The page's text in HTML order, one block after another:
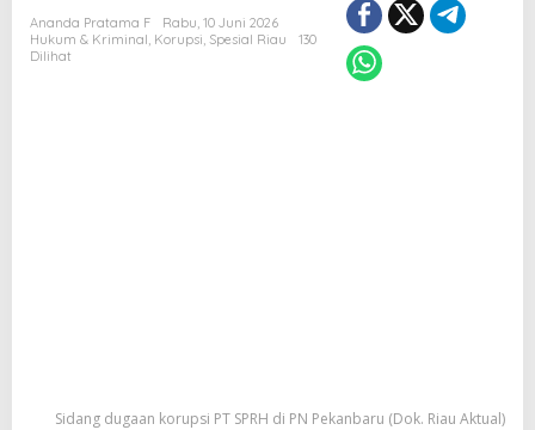
Ananda Pratama F
Rabu, 10 Juni 2026
Hukum & Kriminal, Korupsi, Spesial Riau
130
Dilihat
Sidang dugaan korupsi PT SPRH di PN Pekanbaru (Dok. Riau Aktual)